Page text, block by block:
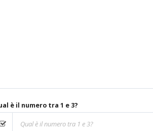
è il numero tra 1 e 3?